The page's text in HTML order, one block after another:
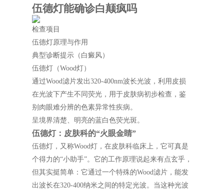
伍德灯能确诊白颠疯吗
检查项目
伍德灯原理与作用
典型诊断提示（白癜风）
伍德灯（Wood灯）
通过Wood滤片发出320-400nm波长光波，利用皮损
在光波下产生不同荧光，用于皮肤病初步检查，鉴
别肉眼难分辨的色素异常性疾病。
呈境界清楚、明亮的蓝白色荧光斑。
伍德灯：皮肤科的“火眼金睛”
伍德灯，又称Wood灯，在皮肤科临床上，它可真是
个得力的“小助手”。它的工作原理说起来有点玄乎，
但其实挺简单：它通过一个特殊的Wood滤片，能发
出波长在320-400纳米之间的特定光波。当这种光波